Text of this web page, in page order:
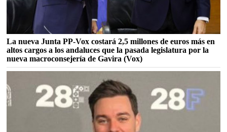
La nueva Junta PP-Vox costará 2,5 millones de euros más en
altos cargos a los andaluces que la pasada legislatura por la
nueva macroconsejería de Gavira (Vox)